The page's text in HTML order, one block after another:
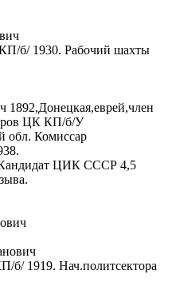
б/ 1930. Рабочий шахты
ЦК КП/б/У
Комиссар
ЦИК СССР 4,5
б/ 1919. Нач.политсектора